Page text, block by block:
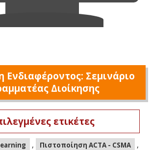
Ενδιαφέροντος: Σεμινάριο
Διοίκησης
ετικέτες
, Πιστοποίηση ACTA - CSMA ,